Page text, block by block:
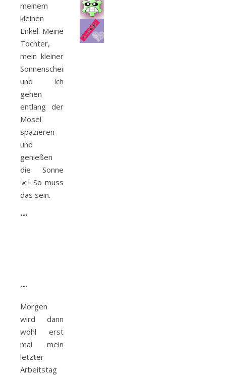
meinem
kleinen
Enkel. Meine
Tochter,
mein kleiner
Sonnenschein
und ich
gehen
entlang der
Mosel
spazieren
und
genießen
die Sonne
☀️! So muss
das sein.
•••
•••
Morgen
wird dann
wohl erst
mal mein
letzter
Arbeitstag